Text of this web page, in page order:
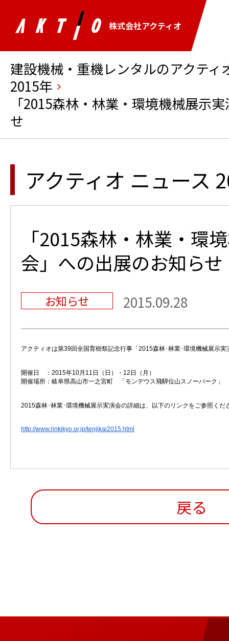
株式会社アクティオ
建設機械・重機レンタルのアクティ
2015年
「2015森林・林業・環境機械展示
せ
アクティオ ニュース
「2015森林・林業・環
会」への出展のお知らせ
お知らせ 2015.09.28
アクティオは第39回全国育樹祭記念行事「2015森林･林業･環境機械展示
開催日 ：2015年10月11日（日）・12日（月）
開催場所：岐阜県高山市一之宮町 「モンデウス飛騨位山スノーパーク」
2015森林･林業･環境機械展示実演会の詳細は、以下のリンクをご参照くだ
http://www.rinkikyo.or.jp/tenjikai2015.html
戻る